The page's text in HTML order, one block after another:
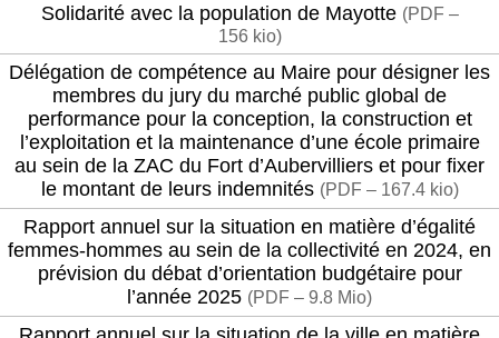
Solidarité avec la population de Mayotte (PDF –
156 kio)
Délégation de compétence au Maire pour désigner les
membres du jury du marché public global de
performance pour la conception, la construction et
l’exploitation et la maintenance d’une école primaire
au sein de la ZAC du Fort d’Aubervilliers et pour fixer
le montant de leurs indemnités (PDF – 167.4 kio)
Rapport annuel sur la situation en matière d’égalité
femmes-hommes au sein de la collectivité en 2024, en
prévision du débat d’orientation budgétaire pour
l’année 2025 (PDF – 9.8 Mio)